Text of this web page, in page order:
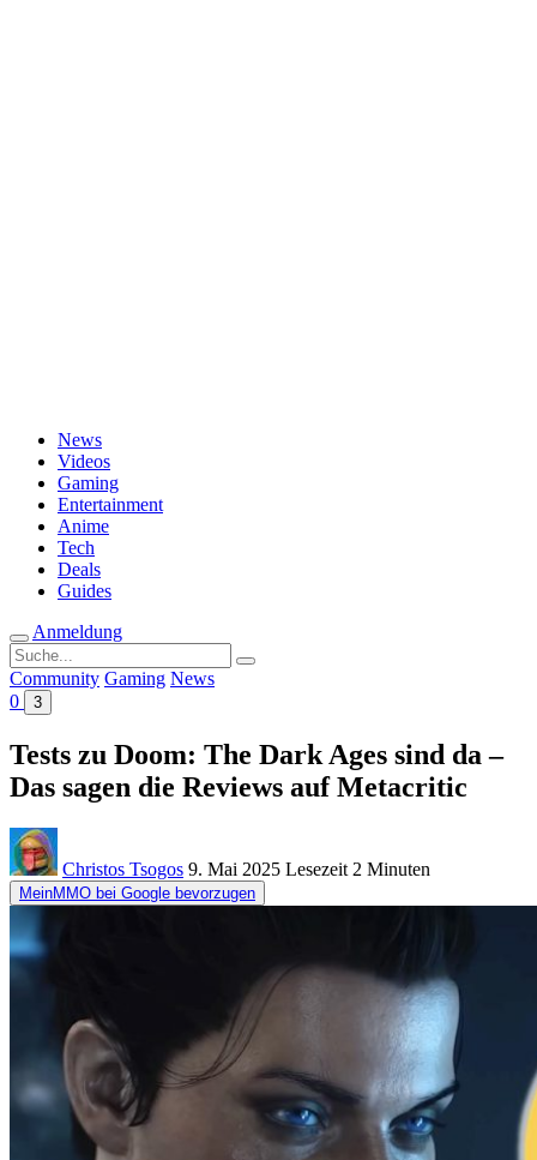
News
Videos
Gaming
Entertainment
Anime
Tech
Deals
Guides
Anmeldung
Suche
nach:
Community Gaming News
0
3
Tests zu Doom: The Dark Ages sind da –
Das sagen die Reviews auf Metacritic
Christos Tsogos 9. Mai 2025 Lesezeit 2 Minuten
MeinMMO bei Google bevorzugen